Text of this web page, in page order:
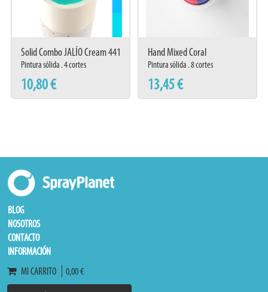
Solid Combo JALÍO Cream 441
Pintura sólida . 4 cortes
10,80 €
Hand Mixed Coral
Pintura sólida . 8 cortes
13,45 €
BLOG
NOSOTROS
CONTACTO
INFORMACIÓN
MI CARRITO
0,00 €